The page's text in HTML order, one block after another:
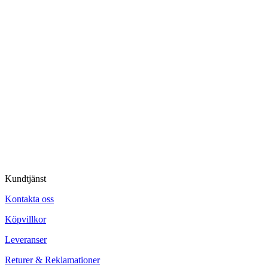
Kundtjänst
Kontakta oss
Köpvillkor
Leveranser
Returer & Reklamationer